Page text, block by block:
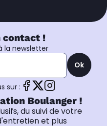
contact !
la newsletter
Ok
sur :
Boulanger !
du suivi de votre
et plus